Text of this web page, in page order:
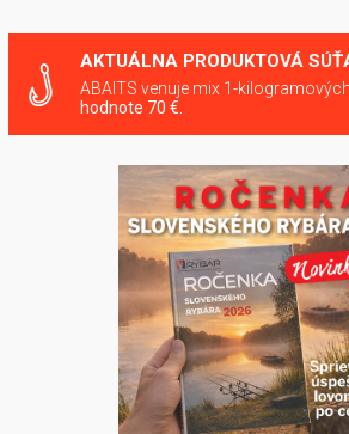
AKTUÁLNA PRODUKTOVÁ
ABAITS venuje mix 1-
hodnote 70 €.